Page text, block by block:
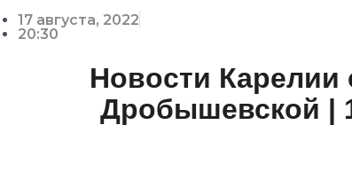
17 августа, 2022
20:30
Новости Карелии
Дробышевской |